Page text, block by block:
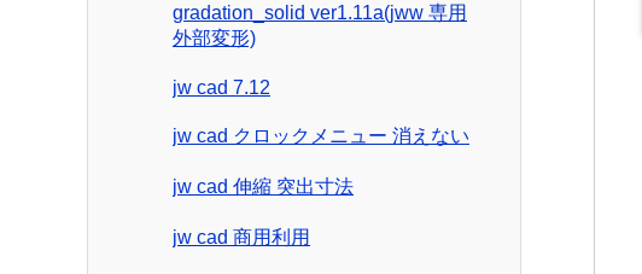
gradation_solid ver1.11a(jww 専用
外部変形)
jw cad 7.12
jw cad クロックメニュー 消えない
jw cad 伸縮 突出寸法
jw cad 商用利用